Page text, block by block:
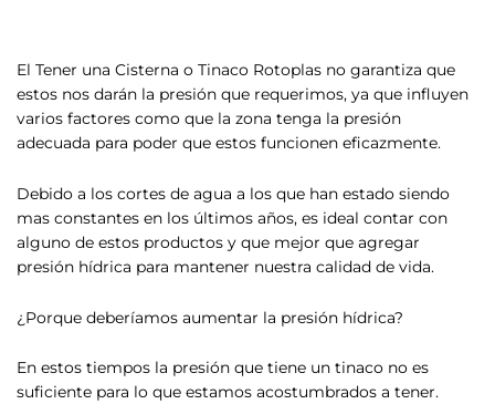
El Tener una Cisterna o Tinaco Rotoplas no garantiza que
estos nos darán la presión que requerimos, ya que influyen
varios factores como que la zona tenga la presión
adecuada para poder que estos funcionen eficazmente.
Debido a los cortes de agua a los que han estado siendo
mas constantes en los últimos años, es ideal contar con
alguno de estos productos y que mejor que agregar
presión hídrica para mantener nuestra calidad de vida.
¿Porque deberíamos aumentar la presión hídrica?
En estos tiempos la presión que tiene un tinaco no es
suficiente para lo que estamos acostumbrados a tener.